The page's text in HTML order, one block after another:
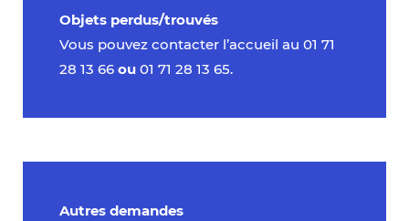
Objets perdus/trouvés
Vous pouvez contacter l’accueil au 01 71
28 13 66 ou 01 71 28 13 65.
Autres demandes